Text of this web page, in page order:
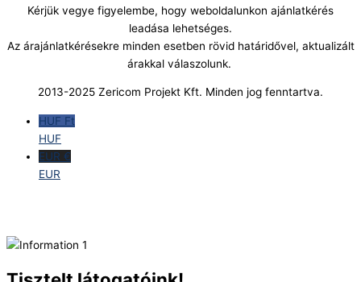
Kérjük vegye figyelembe, hogy weboldalunkon ajánlatkérés
leadása lehetséges.
Az árajánlatkérésekre minden esetben rövid határidővel, aktualizált
árakkal válaszolunk.
2013-2025 Zericom Projekt Kft. Minden jog fenntartva.
HUF Ft
HUF
EUR €
EUR